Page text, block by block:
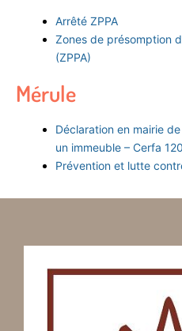
Arrêté ZPPA
Zones de présomption
(ZPPA)
Mérule
Déclaration en mairie
un immeuble – Cerfa
Prévention et lutte